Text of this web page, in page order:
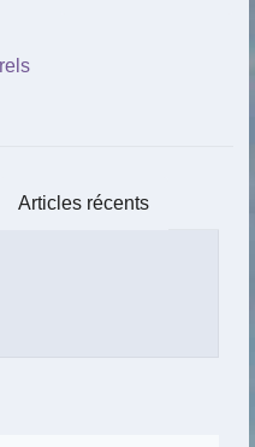
Articles récents